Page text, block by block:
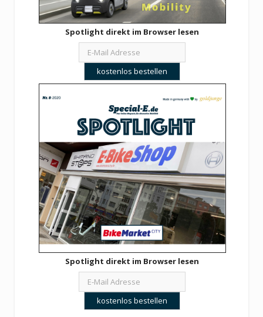
Spotlight direkt im Browser lesen
Spotlight direkt im Browser lesen